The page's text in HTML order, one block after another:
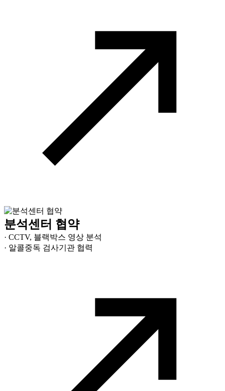
분석센터 협약
· CCTV, 블랙박스 영상 분석
· 알콜중독 검사기관 협력